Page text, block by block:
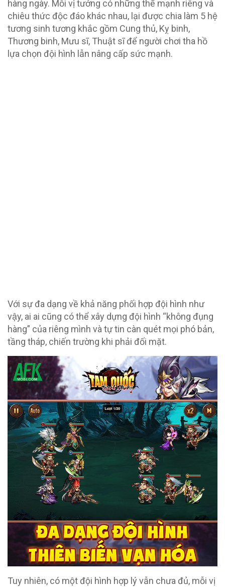
hàng ngày. Mỗi vị tướng có những thế mạnh riêng và
chiêu thức độc đáo khác nhau, lại được chia làm 5 hệ
tương sinh tương khắc gồm Cung thủ, Kỵ binh,
Thương binh, Mưu sĩ, Thuật sĩ để người chơi tha hồ
lựa chọn đội hình lẫn nâng cấp sức mạnh.
Với sự đa dạng về khả năng phối hợp đội hình như
vậy, ai ai cũng có thể xây dựng đội hình “không đụng
hàng” của riêng mình và tự tin càn quét mọi phó bản,
tầng tháp, chiến trường khi phải đối mặt.
Tuy nhiên, có một đội hình hợp lý vẫn chưa đủ, mỗi vị